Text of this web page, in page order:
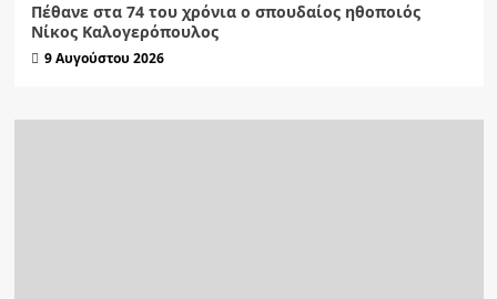
Πέθανε στα 74 του χρόνια ο σπουδαίος ηθοποιός
Νίκος Καλογερόπουλος
9 Αυγούστου 2026